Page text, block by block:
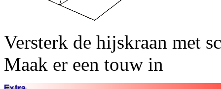
Versterk de hijskraan met
Maak er een touw in